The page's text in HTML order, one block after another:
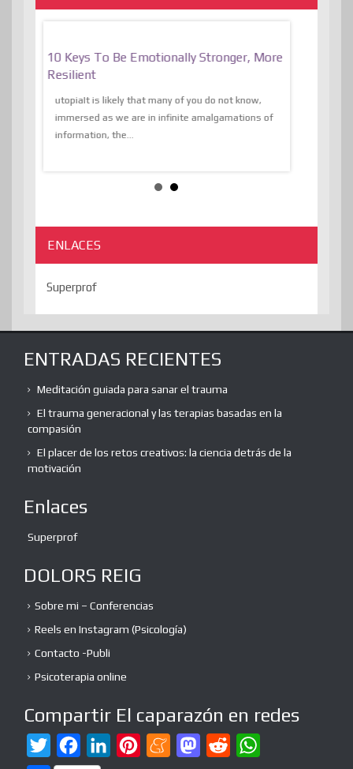
10 Keys To Be Emotionally Stronger, More
Resilient
utopiaIt is likely that many of you do not know,
immersed as we are in infinite amalgamations of
information, the...
ENLACES
Superprof
ENTRADAS RECIENTES
Meditación guiada para sanar el trauma
El trauma generacional y las terapias basadas en la
compasión
El placer de los retos creativos: la ciencia detrás de la
motivación
Enlaces
Superprof
DOLORS REIG
Sobre mi – Conferencias
Reels en Instagram (Psicología)
Contacto -Publi
Psicoterapia online
Compartir El caparazón en redes
M
M